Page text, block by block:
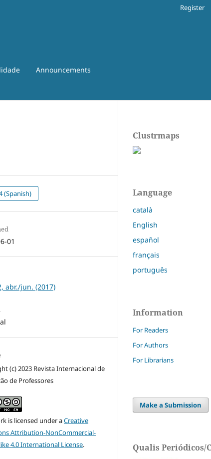
Announcements
Register
(Spanish)
01
abr./jun. (2017)
(c) 2023 Revista Internacional de
de Professores
is licensed under aCreative
Attribution-NonCommercial-
4.0 International License.
Clustrmaps
Language
català
English
español
français
português
Information
For Readers
For Authors
For Librarians
Make a Submission
Qualis Periódicos/